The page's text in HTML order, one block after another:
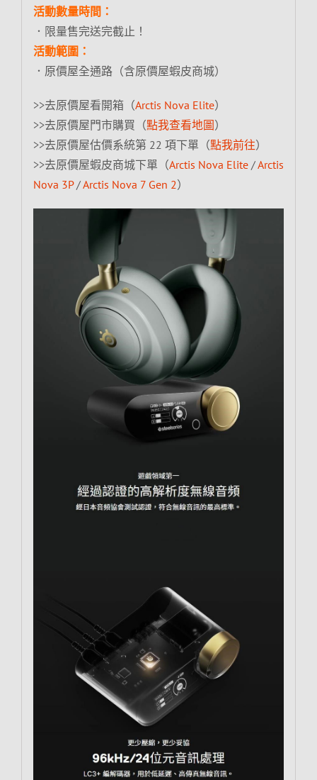
活動數量時間：
．限量售完送完截止！
活動範圍：
．原價屋全通路（含原價屋蝦皮商城）
>>去原價屋看開箱（Arctis Nova Elite）
>>去原價屋門市購買（點我查看地圖）
>>去原價屋估價系統第 22 項下單（點我前往）
>>去原價屋蝦皮商城下單（Arctis Nova Elite/Arctis
Nova 3P/Arctis Nova 7 Gen 2）